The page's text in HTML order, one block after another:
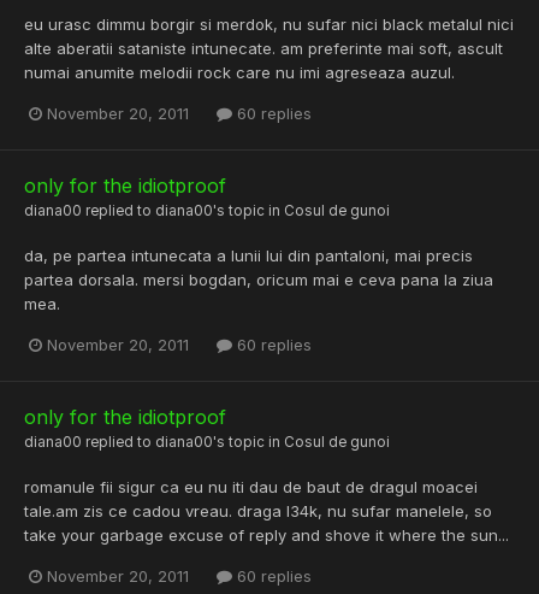
eu urasc dimmu borgir si merdok, nu sufar nici black metalul nici
alte aberatii sataniste intunecate. am preferinte mai soft, ascult
numai anumite melodii rock care nu imi agreseaza auzul.
November 20, 2011 60 replies
only for the idiotproof
diana00 replied to diana00's topic in Cosul de gunoi
da, pe partea intunecata a lunii lui din pantaloni, mai precis
partea dorsala. mersi bogdan, oricum mai e ceva pana la ziua
mea.
November 20, 2011 60 replies
only for the idiotproof
diana00 replied to diana00's topic in Cosul de gunoi
romanule fii sigur ca eu nu iti dau de baut de dragul moacei
tale.am zis ce cadou vreau. draga l34k, nu sufar manelele, so
take your garbage excuse of reply and shove it where the sun...
November 20, 2011 60 replies